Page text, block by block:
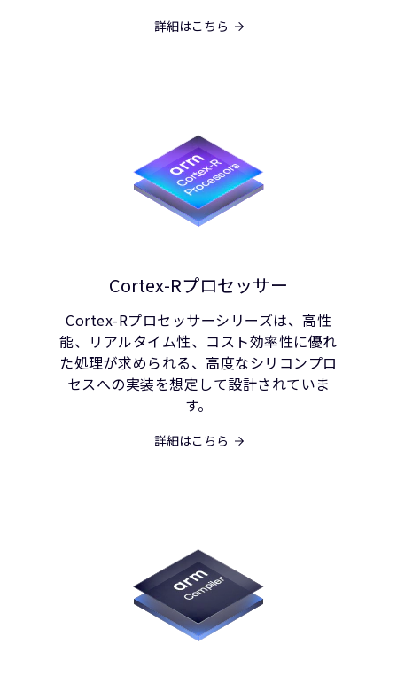
詳細はこちら
Cortex-Rプロセッサー
Cortex-Rプロセッサーシリーズは、高性
能、リアルタイム性、コスト効率性に優れ
た処理が求められる、高度なシリコンプロ
セスへの実装を想定して設計されていま
す。
詳細はこちら